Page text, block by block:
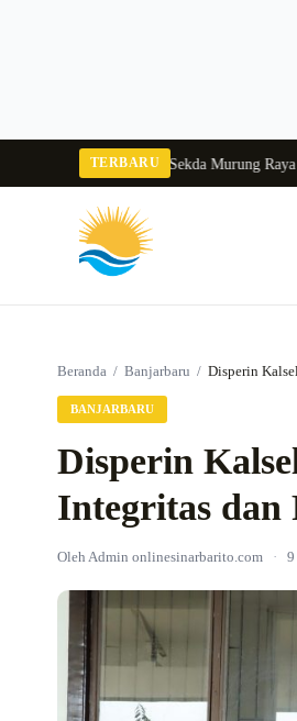
TERBARU
Balang 2026Pj Sekda Murung Raya Buka
Beranda / Banjarbaru / Disperin
BANJARBARU
Disperin
Integritas dan
Oleh Admin onlinesinarbarito.com · 9